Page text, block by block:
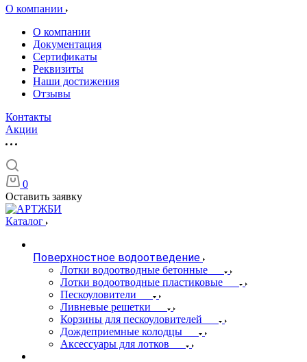
О компании
О компании
Документация
Сертификаты
Реквизиты
Наши достижения
Отзывы
Контакты
Акции
0
Оставить заявку
Каталог
Поверхностное водоотведение
Лотки водоотводные бетонные
Лотки водоотводные пластиковые
Пескоуловители
Ливневые решетки
Корзины для пескоуловителей
Дождеприемные колодцы
Аксессуары для лотков